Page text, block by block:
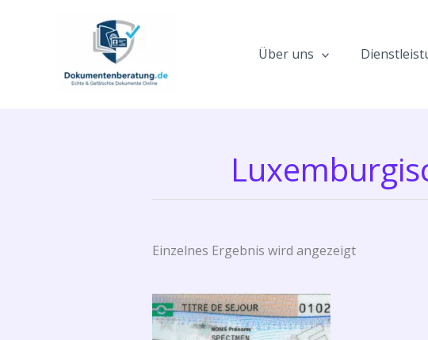
Über uns
Einzelnes Ergebnis wird angezeigt